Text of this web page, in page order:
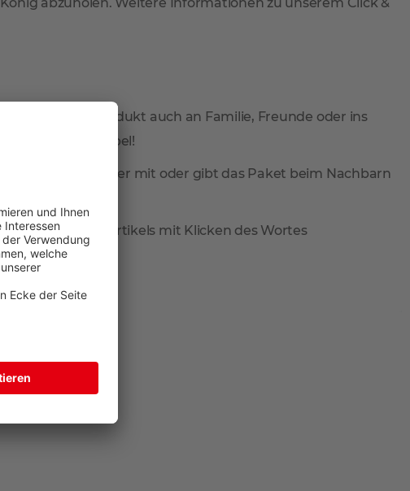
Sie Ihr Produkt auch an Familie, Freunde oder ins
Sie total flexibel!
wieder mit oder gibt das Paket beim Nachbarn
des Artikels mit Klicken des Wortes